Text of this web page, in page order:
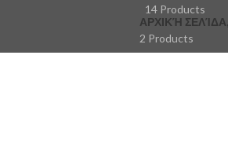
14 Products
ΑΡΧΙΚΉ
2 Products